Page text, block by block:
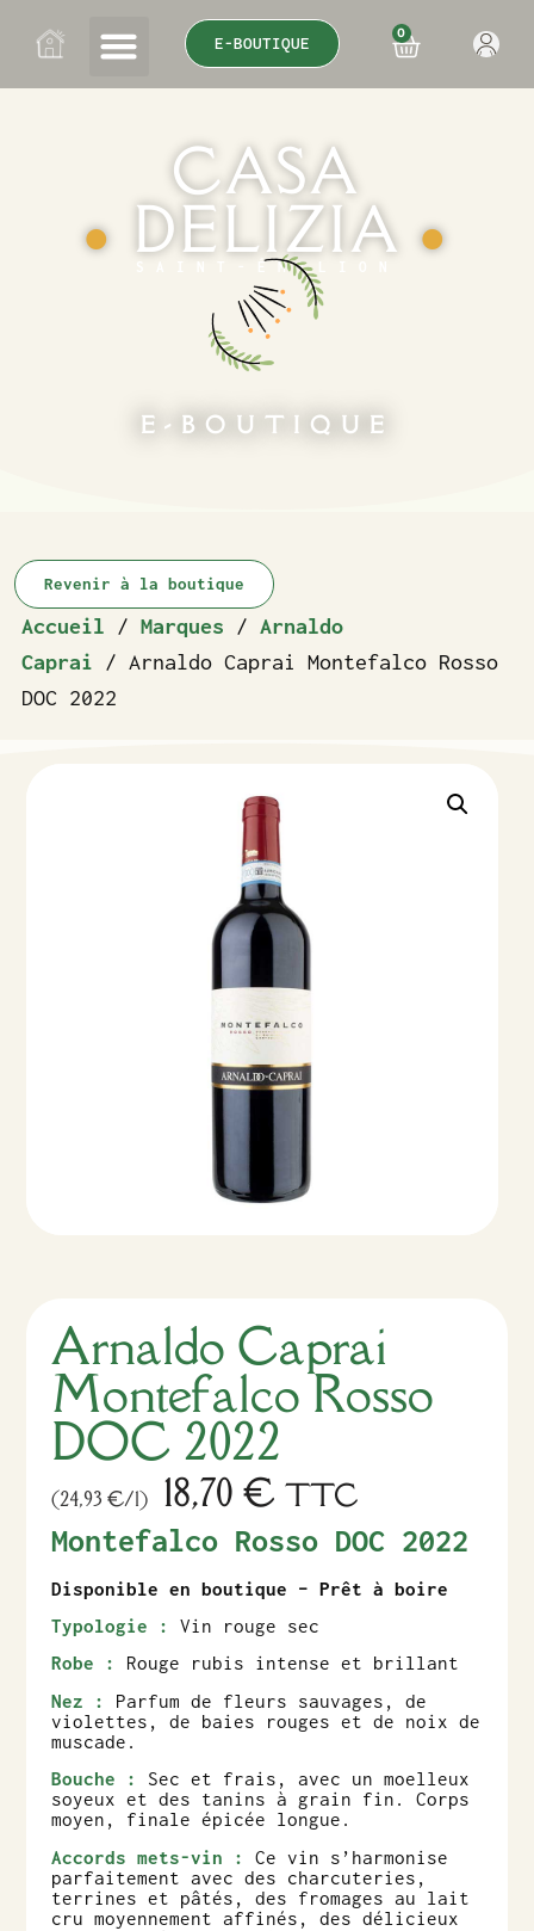
E-BOUTIQUE
0
CASA
● DELIZIA ●
SAINT-ÉMILION
E-BOUTIQUE
Revenir à la boutique
Accueil / Marques / Arnaldo
Caprai / Arnaldo Caprai Montefalco Rosso
DOC 2022
Arnaldo Caprai
Montefalco Rosso
DOC 2022
(24,93 €/l) 18,70€ TTC
Montefalco Rosso DOC 2022
Disponible en boutique – Prêt à boire
Typologie : Vin rouge sec
Robe : Rouge rubis intense et brillant
Nez : Parfum de fleurs sauvages, de
violettes, de baies rouges et de noix de
muscade.
Bouche : Sec et frais, avec un moelleux
soyeux et des tanins à grain fin. Corps
moyen, finale épicée longue.
Accords mets-vin : Ce vin s’harmonise
parfaitement avec des charcuteries,
terrines et pâtés, des fromages au lait
cru moyennement affinés, des délicieux